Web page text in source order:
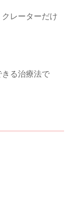
レーターだけ
る治療法で